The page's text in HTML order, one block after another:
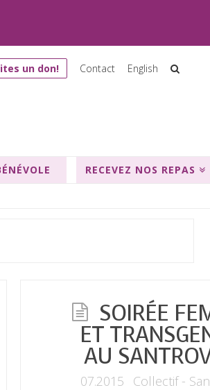
un don! Contact English
RECEVEZ NOS REPAS
SOIRÉE
ET
AU
07.2015 Collectif -